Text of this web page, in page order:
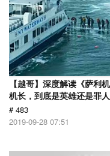
【越哥】深度解读《萨利
机长，到底是英雄还是罪
# 483
2019-09-28 07:51